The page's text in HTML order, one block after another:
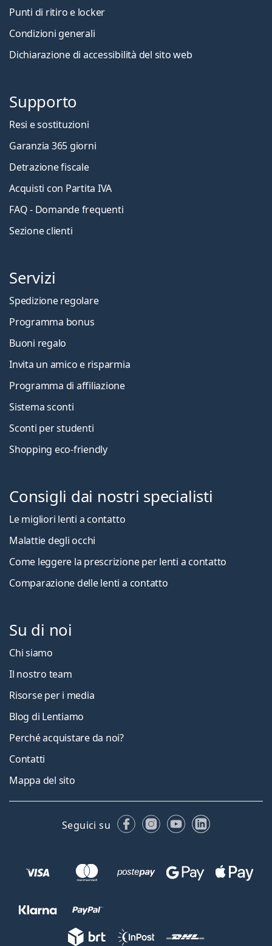
Punti di ritiro e locker
Condizioni generali
Dichiarazione di accessibilità del sito web
Supporto
Resi e sostituzioni
Garanzia 365 giorni
Detrazione fiscale
Acquisti con Partita IVA
FAQ - Domande frequenti
Sezione clienti
Servizi
Spedizione regolare
Programma bonus
Buoni regalo
Invita un amico e risparmia
Programma di affiliazione
Sistema sconti
Sconti per studenti
Shopping eco-friendly
Consigli dai nostri specialisti
Le migliori lenti a contatto
Malattie degli occhi
Come leggere la prescrizione per lenti a contatto
Comparazione delle lenti a contatto
Su di noi
Chi siamo
Il nostro team
Risorse per i media
Blog di Lentiamo
Perché acquistare da noi?
Contatti
Mappa del sito
Seguici su FacebookInstagram
YouTubeLinkedIn